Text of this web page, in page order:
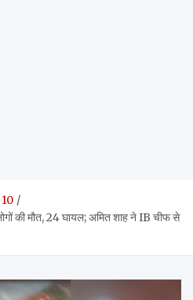
10
की मौत, 24 घायल; अमित शाह ने IB चीफ से